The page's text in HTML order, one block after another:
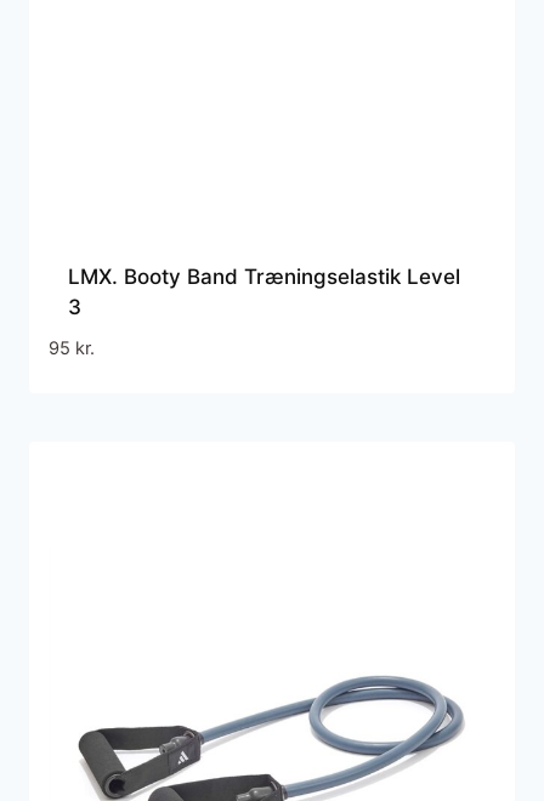
LMX. Booty Band Træningselastik Level
3
95 kr.